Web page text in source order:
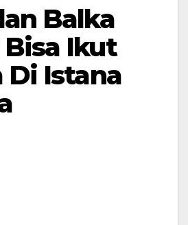
Balka
Ikut
Di Istana